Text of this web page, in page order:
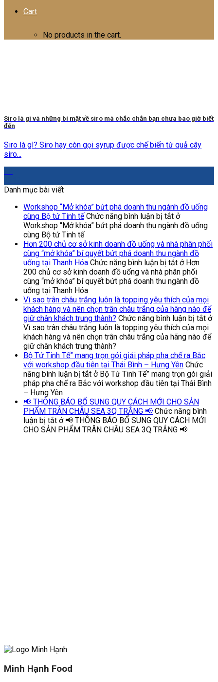
Cart
No products in the cart.
Siro là gì và những bí mật về siro mà chắc chắn bạn chưa bao giờ biết
đến
Siro là gì? Siro hay còn gọi syrup được chế biến từ quả cây
siro...
Danh mục bài viết
Workshop “Mở khóa” bứt phá doanh thu ngành đồ uống
cùng Bộ tứ Tinh tế Chức năng bình luận bị tắt ở
Workshop “Mở khóa” bứt phá doanh thu ngành đồ uống
cùng Bộ tứ Tinh tế
Hơn 200 chủ cơ sở kinh doanh đồ uống và nhà phân phối
cùng “mở khóa” bí quyết bứt phá doanh thu ngành đồ
uống tại Thanh Hóa Chức năng bình luận bị tắt ở Hơn
200 chủ cơ sở kinh doanh đồ uống và nhà phân phối
cùng “mở khóa” bí quyết bứt phá doanh thu ngành đồ
uống tại Thanh Hóa
Vì sao trân châu trắng luôn là topping yêu thích của mọi
khách hàng và nên chọn trân châu trắng của hãng nào để
giữ chân khách trung thành? Chức năng bình luận bị tắt ở
Vì sao trân châu trắng luôn là topping yêu thích của mọi
khách hàng và nên chọn trân châu trắng của hãng nào để
giữ chân khách trung thành?
Bộ Tứ Tinh Tế” mang trọn gói giải pháp pha chế ra Bắc
với workshop đầu tiên tại Thái Bình – Hưng Yên Chức
năng bình luận bị tắt ở Bộ Tứ Tinh Tế” mang trọn gói giải
pháp pha chế ra Bắc với workshop đầu tiên tại Thái Bình
– Hưng Yên
📢 THÔNG BÁO BỔ SUNG QUY CÁCH MỚI CHO SẢN
PHẨM TRÂN CHÂU SEA 3Q TRẮNG 📢 Chức năng bình
luận bị tắt ở 📢 THÔNG BÁO BỔ SUNG QUY CÁCH MỚI
CHO SẢN PHẨM TRÂN CHÂU SEA 3Q TRẮNG 📢
Minh Hạnh Food